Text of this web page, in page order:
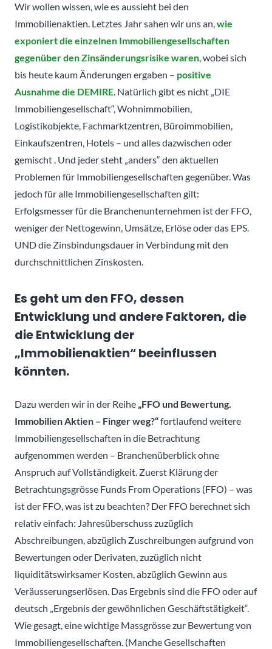
Wir wollen wissen, wie es aussieht bei den
Immobilienaktien. Letztes Jahr sahen wir uns an,wie
exponiert die einzelnen Immobiliengesellschaften
gegenüber den Zinsänderungsrisike waren, wobei sich
bis heute kaum Änderungen ergaben – positive
Ausnahme die DEMIRE. Natürlich gibt es nicht „DIE
Immobiliengesellschaft“, Wohnimmobilien,
Logistikobjekte, Fachmarktzentren, Büroimmobilien,
Einkaufszentren, Hotels – und alles dazwischen oder
gemischt . Und jeder steht „anders“ den aktuellen
Problemen für Immobiliengesellschaften gegenüber. Was
jedoch für alle Immobiliengesellschaften gilt:
Erfolgsmesser für die Branchenunternehmen ist der FFO,
weniger der Nettogewinn, Umsätze, Erlöse oder das EPS.
UND die Zinsbindungsdauer in Verbindung mit den
durchschnittlichen Zinskosten.
Es geht um den FFO, dessen
Entwicklung und andere Faktoren, die
die Entwicklung der
„Immobilienaktien“ beeinflussen
könnten.
Dazu werden wir in der Reihe „FFO und Bewertung.
Immobilien Aktien – Finger weg?“fortlaufend weitere
Immobiliengesellschaften in die Betrachtung
aufgenommen werden – Branchenüberblick ohne
Anspruch auf Vollständigkeit. Zuerst Klärung der
Betrachtungsgrösse Funds From Operations (FFO) – was
ist der FFO, was ist zu beachten? Der FFO berechnet sich
relativ einfach: Jahresüberschuss zuzüglich
Abschreibungen, abzüglich Zuschreibungen aufgrund von
Bewertungen oder Derivaten, zuzüglich nicht
liquiditätswirksamer Kosten, abzüglich Gewinn aus
Veräusserungserlösen. Das Ergebnis sind die FFO oder auf
deutsch „Ergebnis der gewöhnlichen Geschäftstätigkeit“.
Wie gesagt, eine wichtige Massgrösse zur Bewertung von
Immobiliengesellschaften. (Manche Gesellschaften